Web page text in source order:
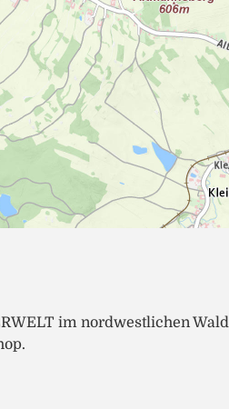
im nordwestlichen